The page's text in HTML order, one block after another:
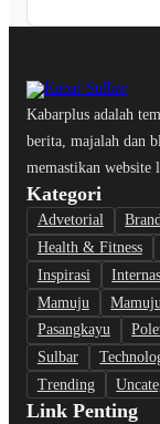
Kabarplus adalah
berita, majalah dan
memastikan website
Kategori
Advetorial
Health & Fitness
Inspirasi
Mamuju
Pasangkayu
Sulbar
Trending
Link Penting